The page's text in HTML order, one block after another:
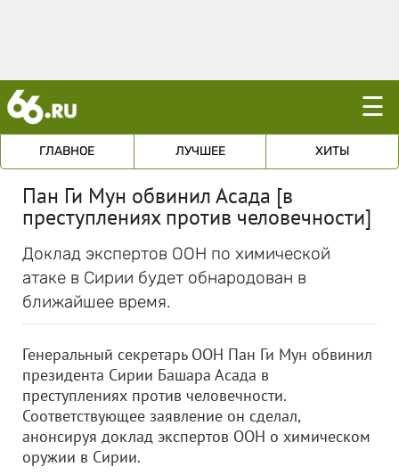
☰
ГЛАВНОЕ ЛУЧШЕЕ ХИТЫ
Пан Ги Мун обвинил Асада [в
преступлениях против человечности]
Доклад экспертов ООН по химической
атаке в Сирии будет обнародован в
ближайшее время.
Генеральный секретарь ООН Пан Ги Мун обвинил
президента Сирии Башара Асада в
преступлениях против человечности.
Соответствующее заявление он сделал,
анонсируя доклад экспертов ООН о химическом
оружии в Сирии.